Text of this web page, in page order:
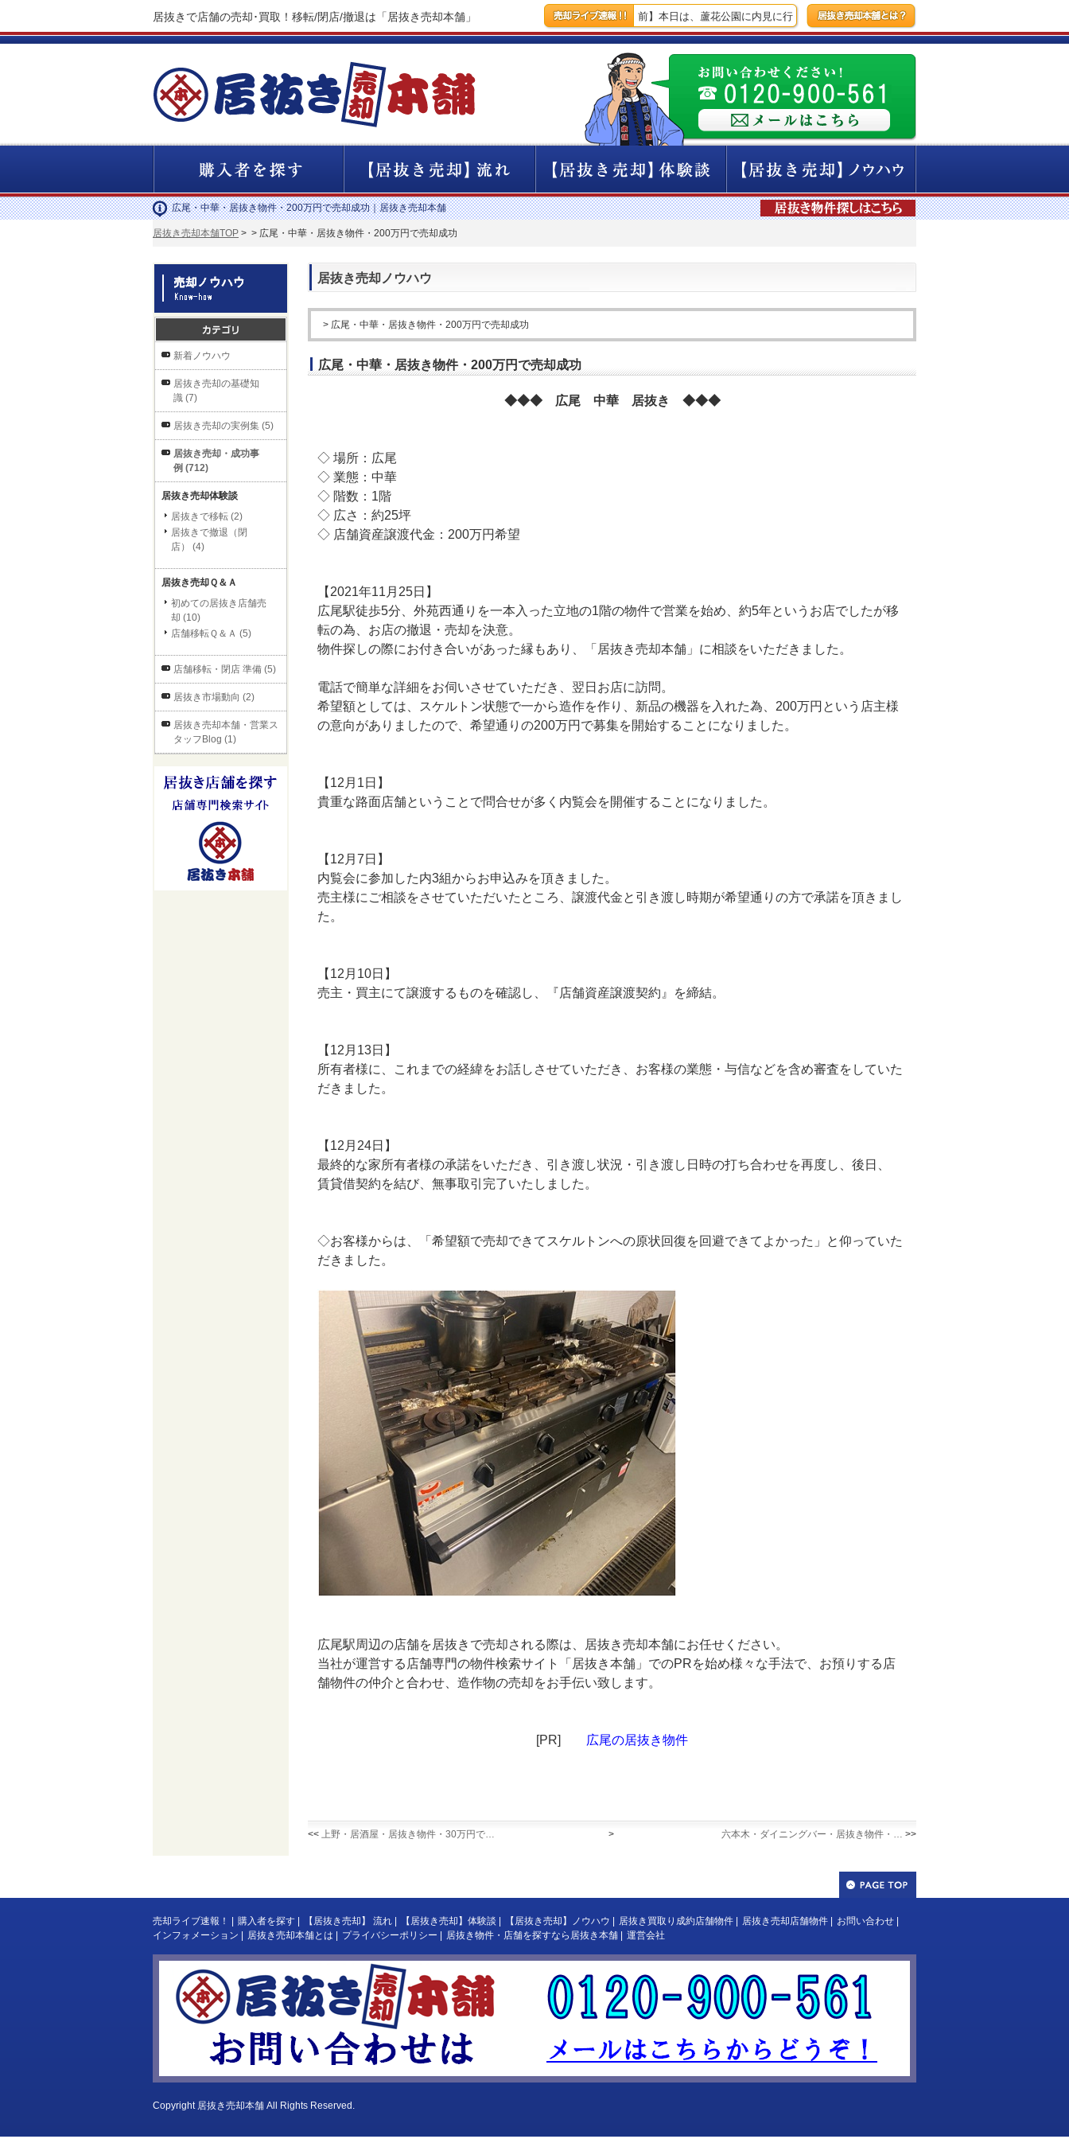
居抜きで店舗の売却･買取！移転/閉店/撤退は「居抜き売却本舗」 【17時間前】本日は、蘆花公園に内見に行ってきました！ 【17時間前】新橋にて飲食店の居抜き撤退
広尾・中華・居抜き物件・200万円で売却成功｜居抜き売却本舗
居抜き売却本舗TOP > > 広尾・中華・居抜き物件・200万円で売却成功
居抜き売却ノウハウ
> 広尾・中華・居抜き物件・200万円で売却成功
広尾・中華・居抜き物件・200万円で売却成功
◆◆◆ 広尾 中華 居抜き ◆◆◆
◇ 場所：広尾
◇ 業態：中華
◇ 階数：1階
◇ 広さ：約25坪
◇ 店舗資産譲渡代金：200万円希望
【2021年11月25日】
広尾駅徒歩5分、外苑西通りを一本入った立地の1階の物件で営業を始め、約5年というお店でしたが移
転の為、お店の撤退・売却を決意。
物件探しの際にお付き合いがあった縁もあり、「居抜き売却本舗」に相談をいただきました。
電話で簡単な詳細をお伺いさせていただき、翌日お店に訪問。
希望額としては、スケルトン状態で一から造作を作り、新品の機器を入れた為、200万円という店主様
の意向がありましたので、希望通りの200万円で募集を開始することになりました。
【12月1日】
貴重な路面店舗ということで問合せが多く内覧会を開催することになりました。
【12月7日】
内覧会に参加した内3組からお申込みを頂きました。
売主様にご相談をさせていただいたところ、譲渡代金と引き渡し時期が希望通りの方で承諾を頂きまし
た。
【12月10日】
売主・買主にて譲渡するものを確認し、『店舗資産譲渡契約』を締結。
【12月13日】
所有者様に、これまでの経緯をお話しさせていただき、お客様の業態・与信などを含め審査をしていた
だきました。
【12月24日】
最終的な家所有者様の承諾をいただき、引き渡し状況・引き渡し日時の打ち合わせを再度し、後日、
賃貸借契約を結び、無事取引完了いたしました。
◇お客様からは、「希望額で売却できてスケルトンへの原状回復を回避できてよかった」と仰っていた
だきました。
広尾駅周辺の店舗を居抜きで売却される際は、居抜き売却本舗にお任せください。
当社が運営する店舗専門の物件検索サイト「居抜き本舗」でのPRを始め様々な手法で、お預りする店
舗物件の仲介と合わせ、造作物の売却をお手伝い致します。
[PR] 広尾の居抜き物件
<< 上野・居酒屋・居抜き物件・30万円で… > 六本木・ダイニングバー・居抜き物件・… >>
新着ノウハウ
居抜き売却の基礎知
識 (7)
居抜き売却の実例集 (5)
居抜き売却・成功事
例 (712)
居抜き売却体験談
居抜きで移転 (2)
居抜きで撤退（閉
店） (4)
居抜き売却Ｑ＆Ａ
初めての居抜き店舗売
却 (10)
店舗移転Ｑ＆Ａ (5)
店舗移転・閉店 準備 (5)
居抜き市場動向 (2)
居抜き売却本舗・営業ス
タッフBlog (1)
売却ライブ速報！ 購入者を探す 【居抜き売却】 流れ 【居抜き売却】体験談 【居抜き売却】ノウハウ 居抜き買取り成約店舗物件 居抜き売却店舗物件 お問い合わせ
インフォメーション
居抜き売却本舗とは プライバシーポリシー 居抜き物件・店舗を探すなら居抜き本舗 運営会社
Copyright 居抜き売却本舗 All Rights Reserved.